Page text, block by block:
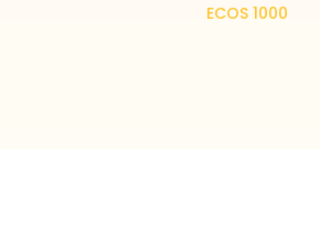
ECOS 1000